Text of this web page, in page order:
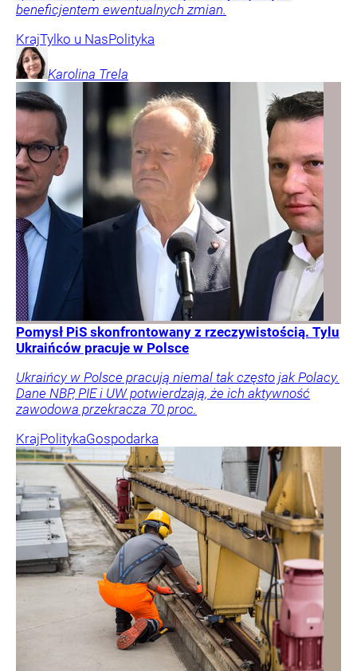
beneficjentem ewentualnych zmian.
KrajTylko u NasPolityka
Karolina Trela
Pomysł PiS skonfrontowany z rzeczywistością. Tylu
Ukraińców pracuje w Polsce
Ukraińcy w Polsce pracują niemal tak często jak Polacy.
Dane NBP, PIE i UW potwierdzają, że ich aktywność
zawodowa przekracza 70 proc.
KrajPolitykaGospodarka